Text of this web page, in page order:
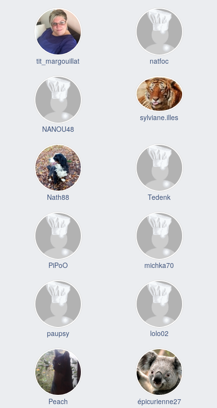
tit_margouillat natfoc
NANOU48
sylviane.illes
Nath88 Tedenk
PiPoO michka70
paupsy lolo02
Peach épicurienne27